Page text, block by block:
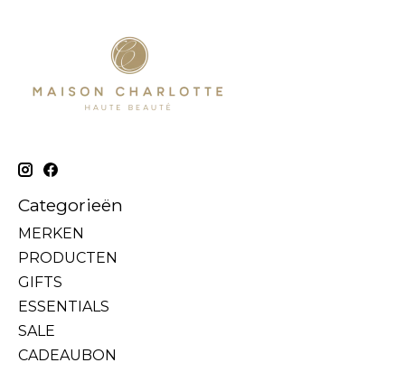
Categorieën
MERKEN
PRODUCTEN
GIFTS
ESSENTIALS
SALE
CADEAUBON